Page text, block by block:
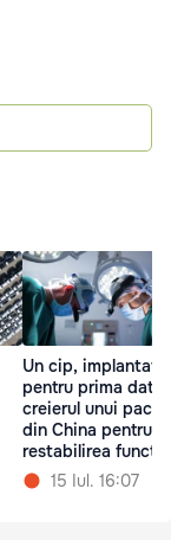
Un cip, implantat
pentru prima dată
creierul unui
din China pentru
restabilirea
mâinii15 Iul. 16:07